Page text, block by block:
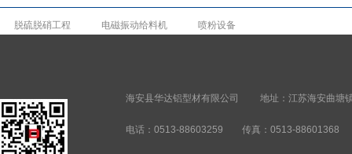
脱硫脱硝工程 电磁振动给料机 喷粉设备
海安县华达铝型材有限公司 地址：江苏海安曲
电话：0513-88603259 传真：0513-88601368